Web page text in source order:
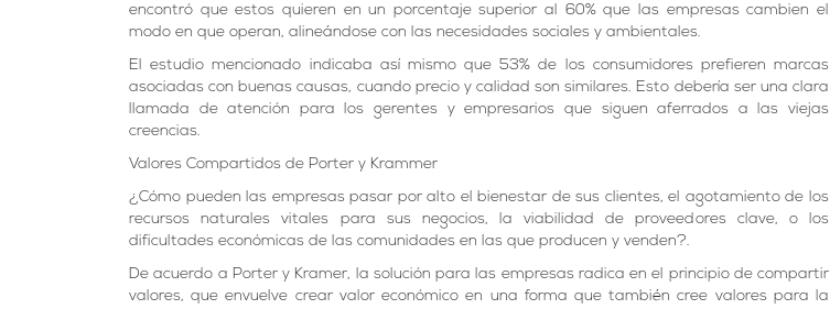
encontró que estos quieren en un porcentaje superior al 60% que las empresas cambien el
modo en que operan, alineándose con las necesidades sociales y ambientales.
El estudio mencionado indicaba así mismo que 53% de los consumidores prefieren marcas
asociadas con buenas causas, cuando precio y calidad son similares. Esto debería ser una clara
llamada de atención para los gerentes y empresarios que siguen aferrados a las viejas
creencias.
Valores Compartidos de Porter y Krammer
¿Cómo pueden las empresas pasar por alto el bienestar de sus clientes, el agotamiento de los
recursos naturales vitales para sus negocios, la viabilidad de proveedores clave, o los
dificultades económicas de las comunidades en las que producen y venden?.
De acuerdo a Porter y Kramer, la solución para las empresas radica en el principio de compartir
valores, que envuelve crear valor económico en una forma que también cree valores para la